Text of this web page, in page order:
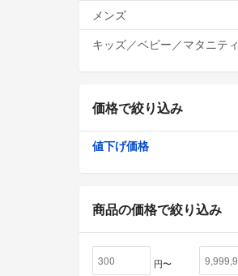
メンズ
キッズ／ベビー／マタニティ
価格で絞り込み
値下げ価格
商品の価格で絞り込み
円〜